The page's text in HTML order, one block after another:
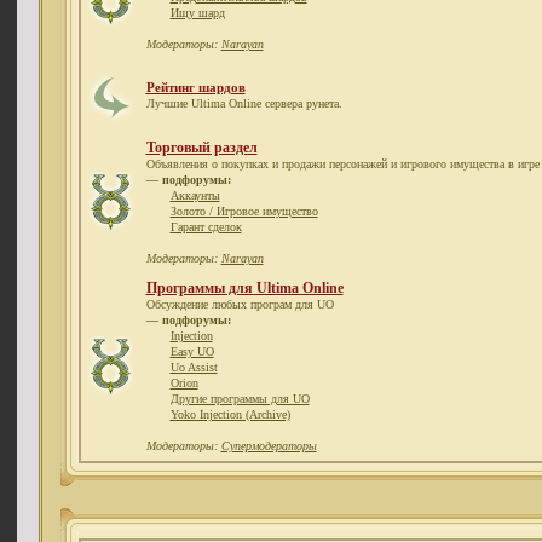
Ищу шард
Модераторы: Narayan
Рейтинг шардов
Лучшие Ultima Online сервера рунета.
Торговый раздел
Объявления о покупках и продажи персонажей и игрового имущества в
— подфорумы:
Аккаунты
Золото / Игровое имущество
Гарант сделок
Модераторы: Narayan
Программы для Ultima Online
Обсуждение любых програм для UO
— подфорумы:
Injection
Easy UO
Uo Assist
Orion
Другие программы для UO
Yoko Injection (Archive)
Модераторы: Супермодераторы